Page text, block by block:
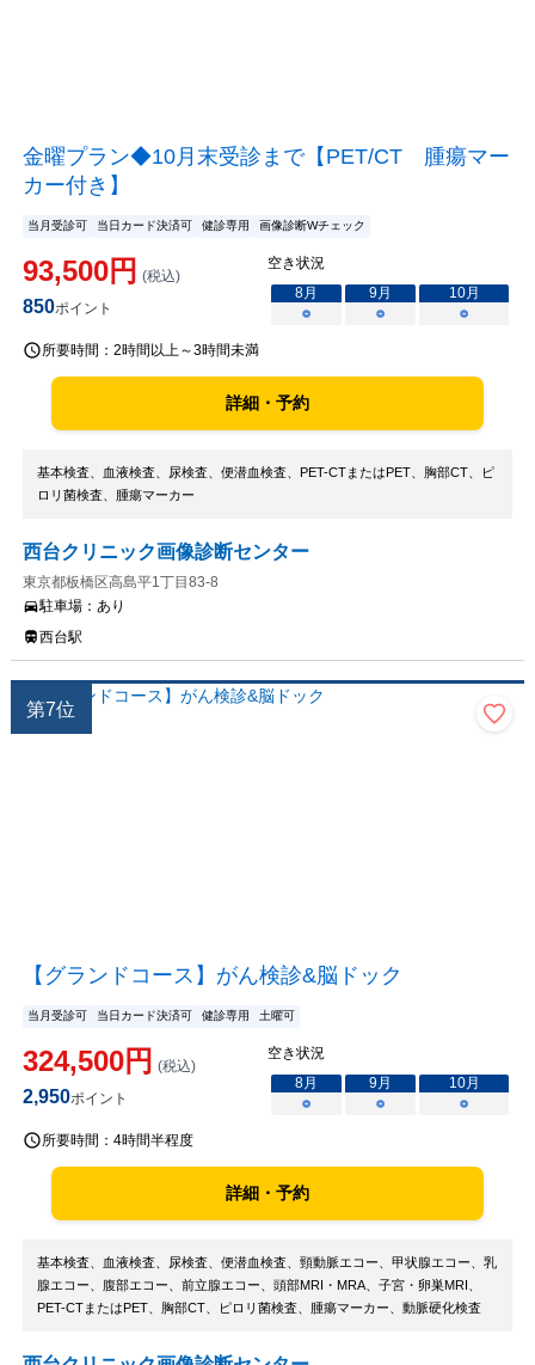
金曜プラン◆10月末受診まで【PET/CT 腫瘍マー
カー付き】
当月受診可 当日カード決済可 健診専用 画像診断Wチェック
93,500円 (税込)
850ポイント
空き状況
8月 9月 10月
○
○ ○
所要時間： 2時間以上～3時間未満
詳細・予約
基本検査、血液検査、尿検査、便潜血検査、PET-CTまたはPET、胸部CT、ピ
ロリ菌検査、腫瘍マーカー
西台クリニック画像診断センター
東京都板橋区高島平1丁目83-8
駐車場： あり
西台駅
第7位
【グランドコース】がん検診&脳ドック
当月受診可 当日カード決済可 健診専用 土曜可
324,500円 (税込)
2,950ポイント
空き状況
8月 9月 10月
○
○ ○
所要時間： 4時間半程度
詳細・予約
基本検査、血液検査、尿検査、便潜血検査、頸動脈エコー、甲状腺エコー、乳
腺エコー、腹部エコー、前立腺エコー、頭部MRI・MRA、子宮・卵巣MRI、
PET-CTまたはPET、胸部CT、ピロリ菌検査、腫瘍マーカー、動脈硬化検査